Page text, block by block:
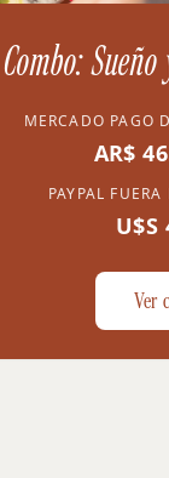
Combo:
MERCADO PAGO
AR$
PAYPAL
U$S
Ver